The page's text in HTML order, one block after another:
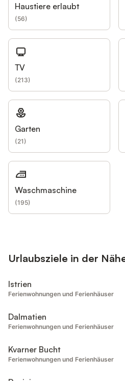
Haustiere erlaubt
(56)
TV
(213)
Garten
(21)
Waschmaschine
(195)
Urlaubsziele in der
Istrien
Ferienwohnungen und Ferienhäuser
Dalmatien
Ferienwohnungen und Ferienhäuser
Kvarner Bucht
Ferienwohnungen und Ferienhäuser